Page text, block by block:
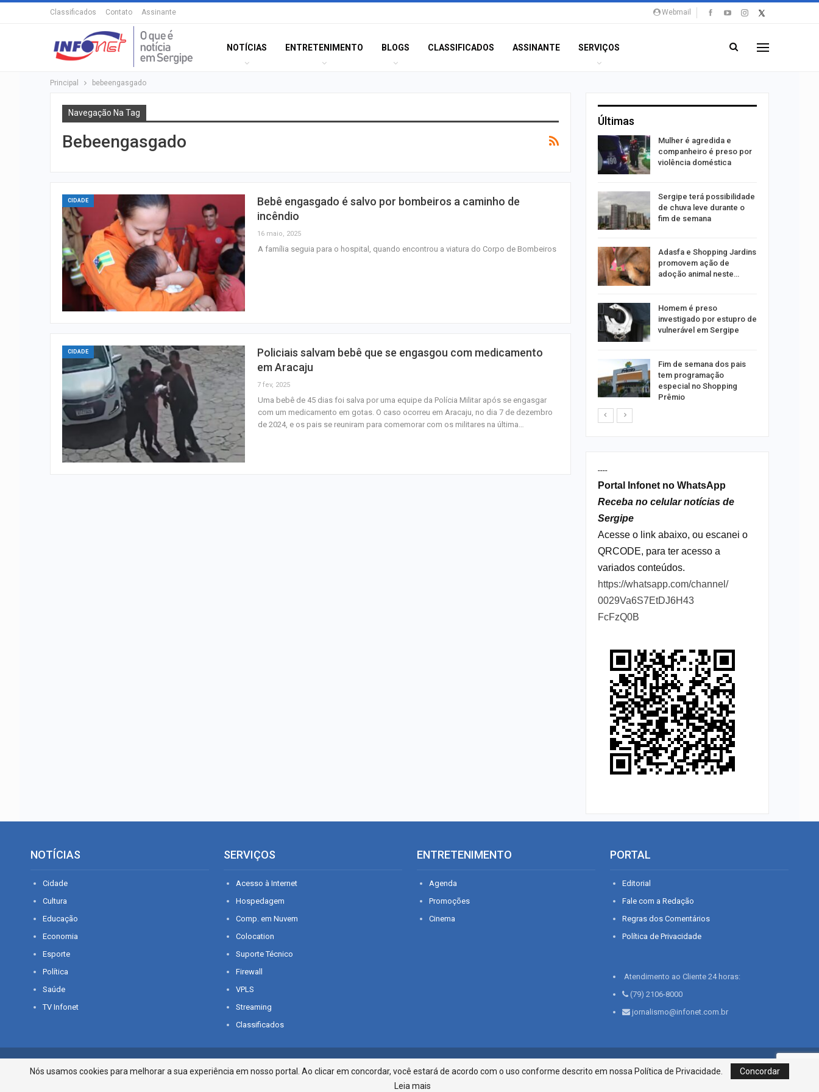
Webmail
Classificados Contato Assinante
NOTÍCIAS ENTRETENIMENTO BLOGS CLASSIFICADOS ASSINANTE SERVIÇOS
Principal bebeengasgado
Navegação Na Tag
Bebeengasgado
CIDADE
Bebê engasgado é salvo por bombeiros a caminho de
incêndio
16 maio, 2025
A família seguia para o hospital, quando encontrou a viatura do Corpo de Bombeiros
CIDADE
Policiais salvam bebê que se engasgou com medicamento
em Aracaju
7 fev, 2025
Uma bebê de 45 dias foi salva por uma equipe da Polícia Militar após se engasgar
com um medicamento em gotas. O caso ocorreu em Aracaju, no dia 7 de dezembro
de 2024, e os pais se reuniram para comemorar com os militares na última…
Últimas
Orsse apresenta concerto
PF apreende dispositivos
eletrônicos contra abuso
Terror e documentário
Mulher é agredida e
companheiro é preso por
violência doméstica
Sergipe terá possibilidade
de chuva leve durante o
fim de semana
Adasfa e Shopping Jardins
promovem ação de
adoção animal neste…
Homem é preso
investigado por estupro de
vulnerável em Sergipe
Fim de semana dos pais
tem programação
especial no Shopping
Prêmio
----
Portal Infonet no WhatsApp
Receba no celular notícias de
Sergipe
Acesse o link abaixo, ou escanei o
QRCODE, para ter acesso a
variados conteúdos.
https://whatsapp.com/channel/
0029Va6S7EtDJ6H43
FcFzQ0B
NOTÍCIAS
Cidade
Cultura
Educação
Economia
Esporte
Política
Saúde
TV Infonet
SERVIÇOS
Acesso à Internet
Hospedagem
Comp. em Nuvem
Colocation
Suporte Técnico
Firewall
VPLS
Streaming
Classificados
ENTRETENIMENTO
Agenda
Promoções
Cinema
PORTAL
Editorial
Fale com a Redação
Regras dos Comentários
Política de Privacidade
Atendimento ao Cliente 24 horas:
(79) 2106-8000
jornalismo@infonet.com.br
© 2026 - O que é notícia em Sergipe. Todos os direitos reservados.
Infonet - Rua Monsenhor Silveira 276, Bairro São José | Aracaju-SE, CEP 49015-030, Fone: 79.2106.8000 - CI
Centro de Informações LTDA
Nós usamos cookies para melhorar a sua experiência em nosso portal. Ao clicar em concordar, você estará de acordo com o uso conforme descrito em nossa Política de Privacidade.
Concordar
Leia mais